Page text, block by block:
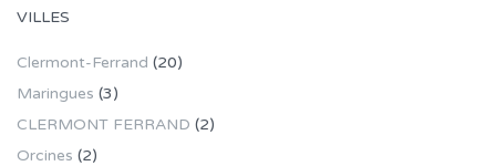
VILLES
Clermont-Ferrand (20)
Maringues (3)
CLERMONT FERRAND (2)
Orcines (2)